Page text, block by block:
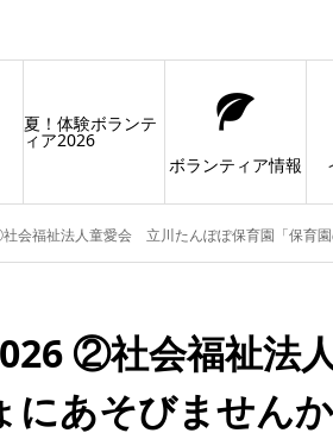
夏！体験ボランテ
ィア2026
ボランティア情報
会福祉法人童愛会 立川たんぽぽ保育園「保育園
②社会福祉法
あそびませんか